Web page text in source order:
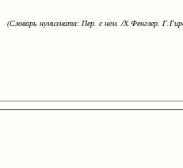
(Словарь нумизмата: Пер. с нем. /Х.Фенглер,